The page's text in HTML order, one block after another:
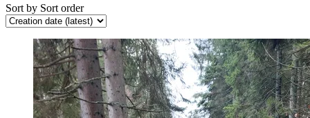
Sort by Sort order